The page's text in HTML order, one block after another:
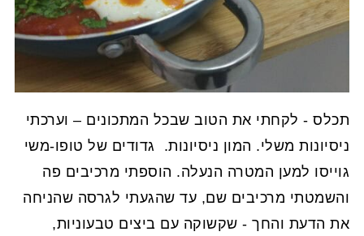
תכלס - לקחתי את הטוב שבכל המתכונים – וערכתי
ניסיונות משלי. המון ניסיונות. גדודים של טופו-משי
גוייסו למען המטרה הנעלה. הוספתי מרכיבים פה
והשמטתי מרכיבים שם, עד שהגעתי לגרסה שהניחה
את הדעת והחך - שקשוקה עם ביצים טבעוניות,